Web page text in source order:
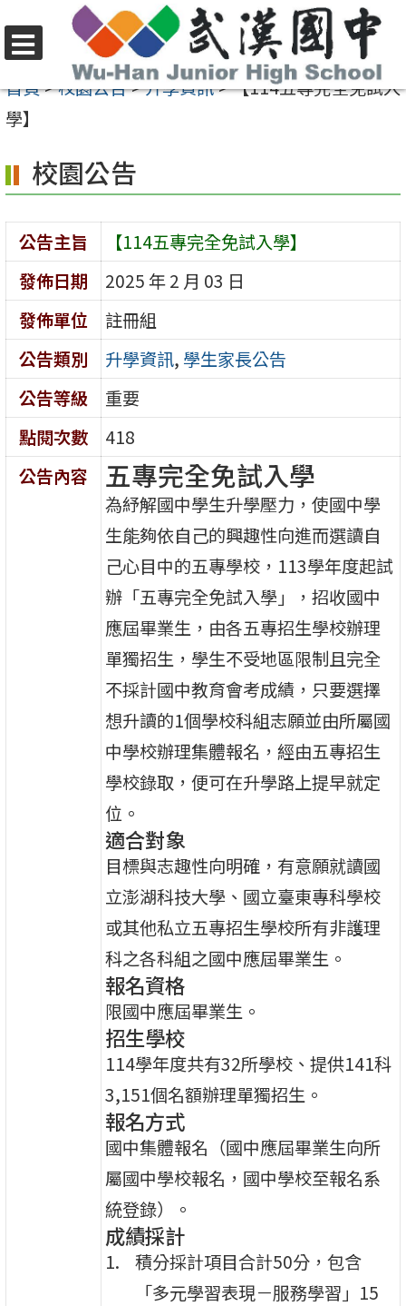
至
要
容
區
選
單
首頁>校園公告>升學資訊>【114五專完全免試入
學】
校園公告
公告主旨
【114五專完全免試入學】
發佈日期
2025 年 2 月 03 日
發佈單位
註冊組
公告類別
升學資訊, 學生家長公告
公告等級
重要
點閱次數
418
公告內容
五專完全免試入學
為紓解國中學生升學壓力，使國中學
生能夠依自己的興趣性向進而選讀自
己心目中的五專學校，113學年度起試
辦「五專完全免試入學」，招收國中
應屆畢業生，由各五專招生學校辦理
單獨招生，學生不受地區限制且完全
不採計國中教育會考成績，只要選擇
想升讀的1個學校科組志願並由所屬國
中學校辦理集體報名，經由五專招生
學校錄取，便可在升學路上提早就定
位。
適合對象
目標與志趣性向明確，有意願就讀國
立澎湖科技大學、國立臺東專科學校
或其他私立五專招生學校所有非護理
科之各科組之國中應屆畢業生。
報名資格
限國中應屆畢業生。
招生學校
114學年度共有32所學校、提供141科
3,151個名額辦理單獨招生。
報名方式
國中集體報名（國中應屆畢業生向所
屬國中學校報名，國中學校至報名系
統登錄）。
成績採計
積分採計項目合計50分，包含
「多元學習表現－服務學習」15